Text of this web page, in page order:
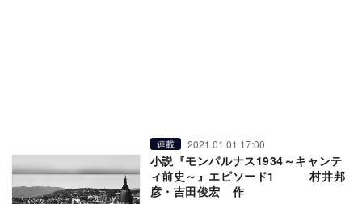
連載 2021.01.01 17:00
小説『モンパルナス1934～キャンテ
ィ前史～』エピソード1 村井邦
彦・吉田俊宏 作